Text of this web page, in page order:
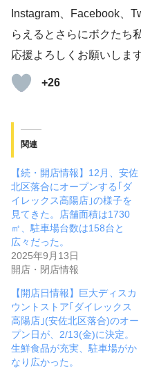
Instagram、Facebook、
らえるとさらにボクたち
応援よろしくお願いしま
+26
関連
【続・開店情報】12月、安佐
北区落合にオープンする｢ダ
イレックス高陽店｣の様子を
見てきた。店舗面積は1730
㎡、駐車場台数は158台と
広々だった。
2025年9月13日
開店・閉店情報
【開店日情報】巨大ディスカ
ウントストア｢ダイレックス
高陽店｣(安佐北区落合)のオー
プン日が、2/13(金)に決定。
生鮮食品が充実、駐車場がか
なり広かった。